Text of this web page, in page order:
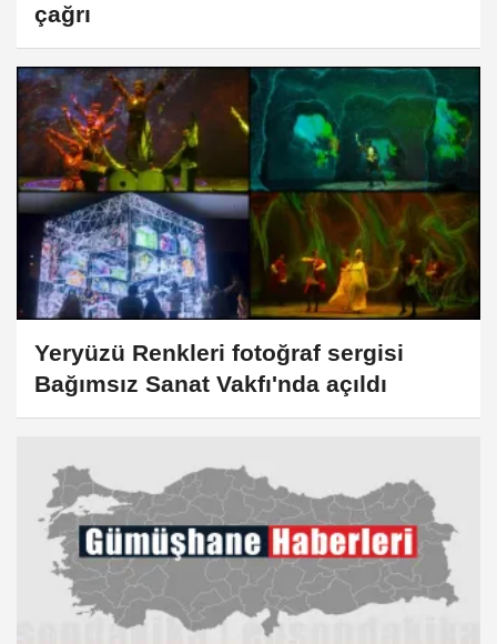
çağrı
Yeryüzü Renkleri fotoğraf sergisi
Bağımsız Sanat Vakfı'nda açıldı